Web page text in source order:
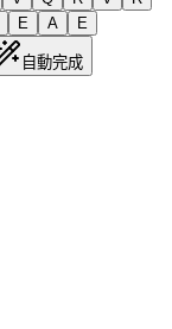
E A E
自動完成